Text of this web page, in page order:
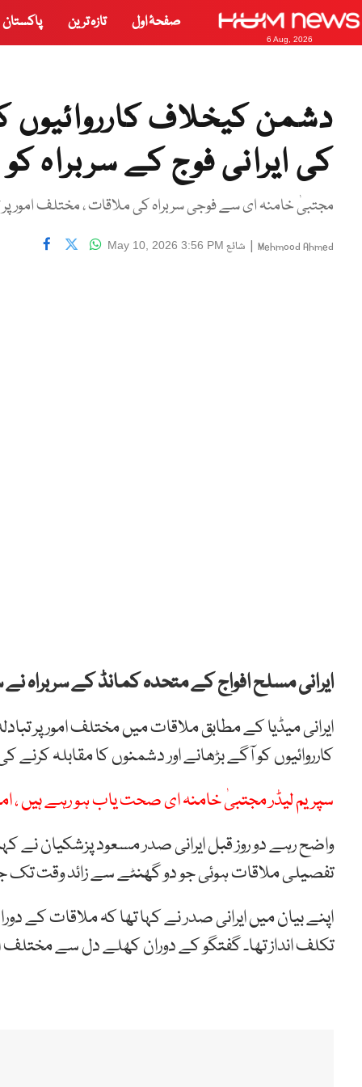
6 Aug, 2026
صفحۂ اول تازہ ترین پاکستان
دشمن کیخلاف کارروائیوں
کی ایرانی فوج کے سربراہ
مجتبیٰ خامنہ ای سے فوجی سربراہ کی ملاقات ، مختلف امور پر
Mehmood Ahmed
| شائع May 10, 2026 3:56 PM
ایرانی مسلح افواج کے متحدہ کمانڈ کے سربراہ
ایرانی میڈیا کے مطابق ملاقات میں مختلف امور پر
کارروائیوں کو آگے بڑھانے اور دشمنوں کا مقابلہ کرنے
سپریم لیڈر مجتبیٰ خامنہ ای صحت یاب ہو رہے ہیں ،
واضح رہے دو روز قبل ایرانی صدر مسعودپزشکیاننے
تفصیلی ملاقات ہوئی جو دو گھنٹے سے زائد وقت تک
اپنے بیان میں ایرانی صدر نے کہا تھا کہ ملاقات کے
تکلف انداز تھا۔ گفتگو کے دوران کھلے دل سے مختلف